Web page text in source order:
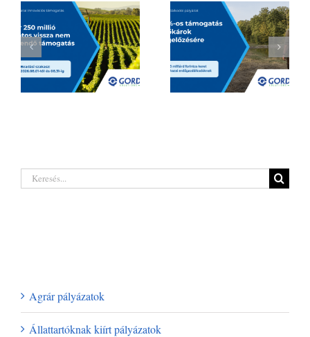
| Akár 250 millió
forintig
pályázat a hazai
termelőknek
Keresés...
Agrár pályázatok
Állattartóknak kiírt pályázatok